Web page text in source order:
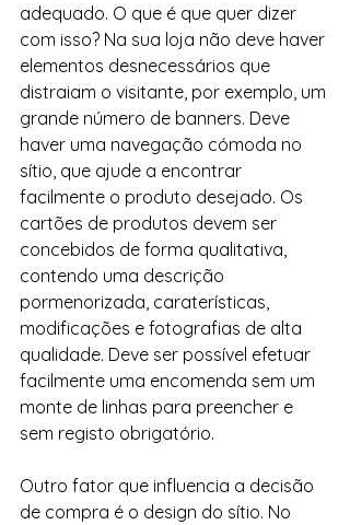
adequado. O que é que quer dizer
com isso? Na sua loja não deve haver
elementos desnecessários que
distraiam o visitante, por exemplo, um
grande número de banners. Deve
haver uma navegação cómoda no
sítio, que ajude a encontrar
facilmente o produto desejado. Os
cartões de produtos devem ser
concebidos de forma qualitativa,
contendo uma descrição
pormenorizada, caraterísticas,
modificações e fotografias de alta
qualidade. Deve ser possível efetuar
facilmente uma encomenda sem um
monte de linhas para preencher e
sem registo obrigatório.
Outro fator que influencia a decisão
de compra é o design do sítio. No